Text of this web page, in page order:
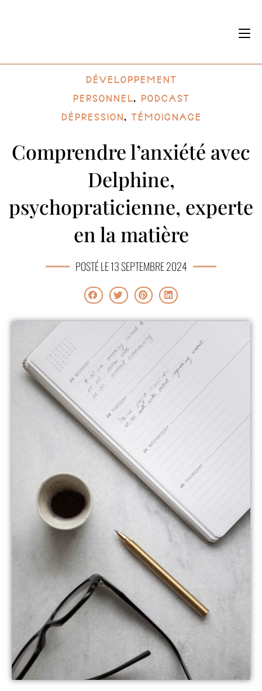
Développement
personnel, Podcast
dépression, témoignage
Comprendre l’anxiété avec
Delphine,
psychopraticienne, experte
en la matière
POSTÉ LE 13 SEPTEMBRE 2024